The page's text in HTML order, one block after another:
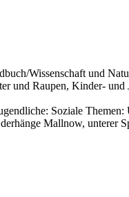
Wissenschaft und
und Raupen, Kinder-
Soziale
Mallnow,